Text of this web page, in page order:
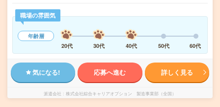
職場の雰囲気
年齢層
20代
30代 40代 50代 60代
気になる! 応募へ進む 詳しく見る
派遣会社 株式会社綜合キャリアオプション 製造事業部（全国）